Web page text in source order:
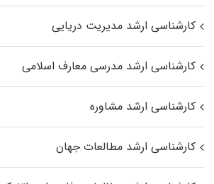
کارشناسی ارشد مدیریت دریایی
کارشناسی ارشد مدرسی معارف اسلامی
کارشناسی ارشد مشاوره
کارشناسی ارشد مطالعات جهان